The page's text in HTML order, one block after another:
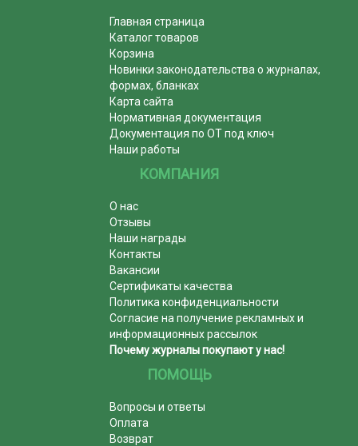
Главная страница
Каталог товаров
Корзина
Новинки законодательства о журналах,
формах, бланках
Карта сайта
Нормативная документация
Документация по ОТ под ключ
Наши работы
КОМПАНИЯ
О нас
Отзывы
Наши награды
Контакты
Вакансии
Сертификаты качества
Политика конфиденциальности
Согласие на получение рекламных и
информационных рассылок
Почему журналы покупают у нас!
ПОМОЩЬ
Вопросы и ответы
Оплата
Возврат